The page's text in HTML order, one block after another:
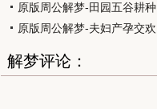
原版周公解梦-田园五谷耕种
原版周公解梦-夫妇产孕交欢
解梦评论：